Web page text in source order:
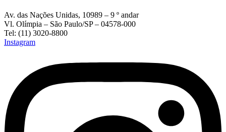
Av. das Nações Unidas, 10989 – 9 º andar
Vl. Olímpia – São Paulo/SP – 04578-000
Tel: (11) 3020-8800
Instagram